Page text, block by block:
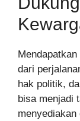
dari
hak politik,
bisa menjadi
menyediakan